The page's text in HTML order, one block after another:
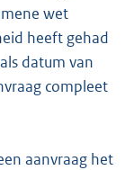
wet
heeft gehad
datum van
compleet
aanvraag het